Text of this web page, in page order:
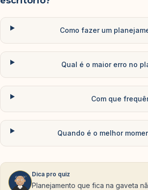
Como fazer um
Qual é o maior erro no
Com que
Quando é o melhor
Dica pro quiz
Planejamento que fica na gaveta